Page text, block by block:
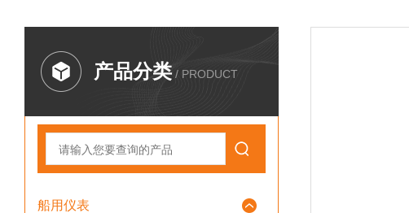
产品分类 / PRODUCT
船用仪表